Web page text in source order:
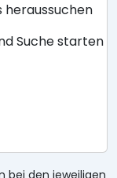
heraussuchen
Suche starten